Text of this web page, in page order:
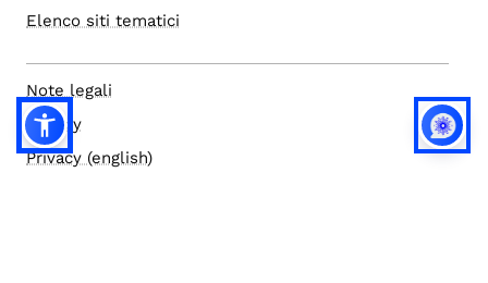
Elenco siti tematici
Note legali
Privacy
Privacy (english)